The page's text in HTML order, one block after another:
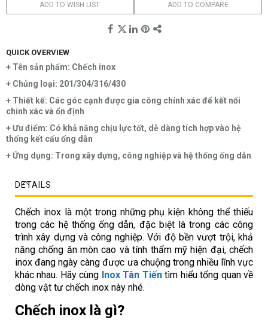
ADD TO WISH LIST ADD TO COMPARE
QUICK OVERVIEW
+ Tên sản phẩm: Chếch inox
+ Chủng loại: 201/304/316/430
+ Thiết kế: Các góc cạnh được gia công chính xác để kết nối
chính xác và ổn định
+ Ưu điểm: Có khả năng chịu lực tốt, dễ dàng tích hợp vào hệ
thống kết cấu ống dẫn
+ Ứng dụng: Trong xây dựng, công nghiệp và hệ thống ống dẫn
DETAILS
Chếch inox là một trong những phụ kiện không thể thiếu
trong các hệ thống ống dẫn, đặc biệt là trong các công
trình xây dựng và công nghiệp. Với độ bền vượt trội, khả
năng chống ăn mòn cao và tính thẩm mỹ hiện đại, chếch
inox đang ngày càng được ưa chuộng trong nhiều lĩnh vực
khác nhau. Hãy cùng Inox Tân Tiếntìm hiểu tổng quan về
dòng vật tư chếch inox này nhé.
Chếch inox là gì?